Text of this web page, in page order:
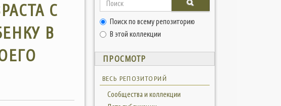
С
В
Поиск по всему репозиторию
В этой коллекции
ПРОСМОТР
ВЕСЬ РЕПОЗИТОРИЙ
Сообщества и коллекции